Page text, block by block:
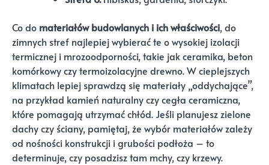
Co do materiałów budowlanych i ich właściwości, do
zimnych stref najlepiej wybierać te o wysokiej izolacji
termicznej i mrozoodporności, takie jak ceramika, beton
komórkowy czy termoizolacyjne drewno. W cieplejszych
klimatach lepiej sprawdzą się materiały „oddychające”,
na przykład kamień naturalny czy cegła ceramiczna,
które pomagają utrzymać chłód. Jeśli planujesz zielone
dachy czy ściany, pamiętaj, że wybór materiałów zależy
od nośności konstrukcji i grubości podłoża – to
determinuje, czy posadzisz tam mchy, czy krzewy.